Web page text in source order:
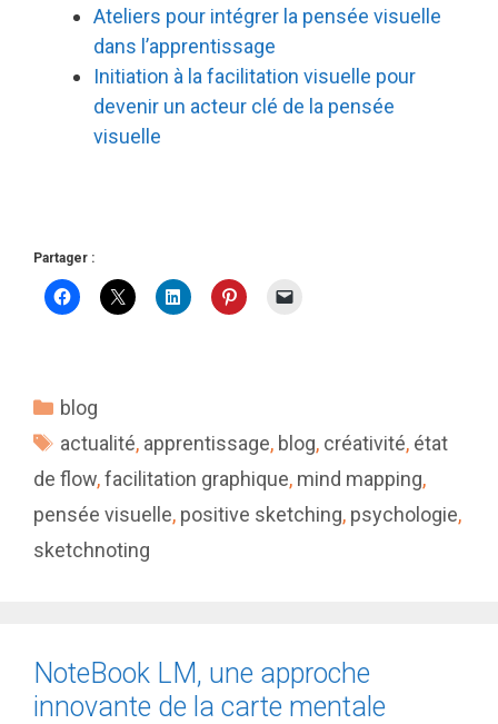
Ateliers pour intégrer la pensée visuelle
dans l’apprentissage
Initiation à la facilitation visuelle pour
devenir un acteur clé de la pensée
visuelle
Partager :
Catégories
blog
Étiquettes
actualité, apprentissage, blog, créativité, état
de flow,facilitation graphique, mind mapping,
pensée visuelle, positive sketching, psychologie,
sketchnoting
NoteBook LM, une approche
innovante de la carte mentale